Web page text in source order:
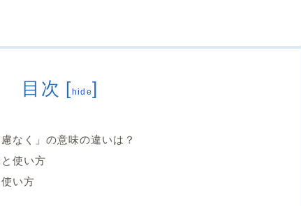
目次 [hide]
なく」の意味の違いは？
使い方
い方